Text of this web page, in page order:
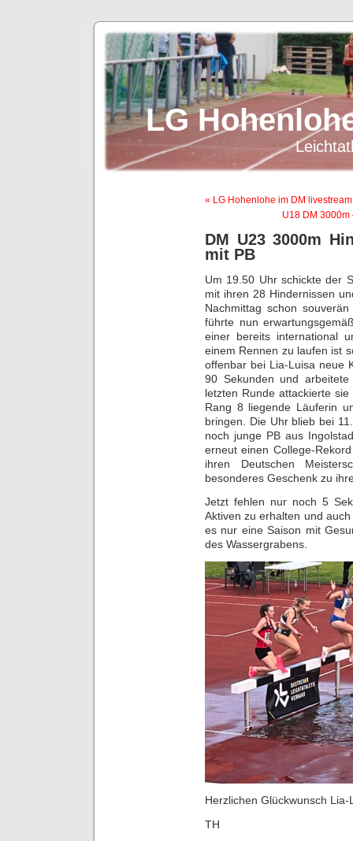
LG
« LG Hohenlohe im DM livestream
U18 DM
DM U23 3000m
mit PB
Um 19.50 Uhr schickte der
mit ihren 28 Hindernissen
Nachmittag schon
führte nun
einer bereits international
einem Rennen zu laufen ist
offenbar bei Lia-Luisa neue
90 Sekunden und
letzten Runde attackierte
Rang 8 liegende Läuferin
bringen. Die Uhr blieb bei
noch junge PB aus
erneut einen College-
ihren Deutschen
besonderes Geschenk zu
Jetzt fehlen nur noch 5
Aktiven zu erhalten und
es nur eine Saison mit
des Wassergrabens.
Herzlichen Glückwunsch
TH